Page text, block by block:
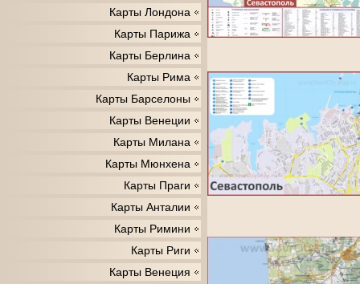
Карты Лондона
Карты Парижа
Карты Берлина
Карты Рима
Карты Барселоны
Карты Венеции
Карты Милана
Карты Мюнхена
Карты Праги
Карты Анталии
Карты Римини
Карты Риги
Карты Венеция